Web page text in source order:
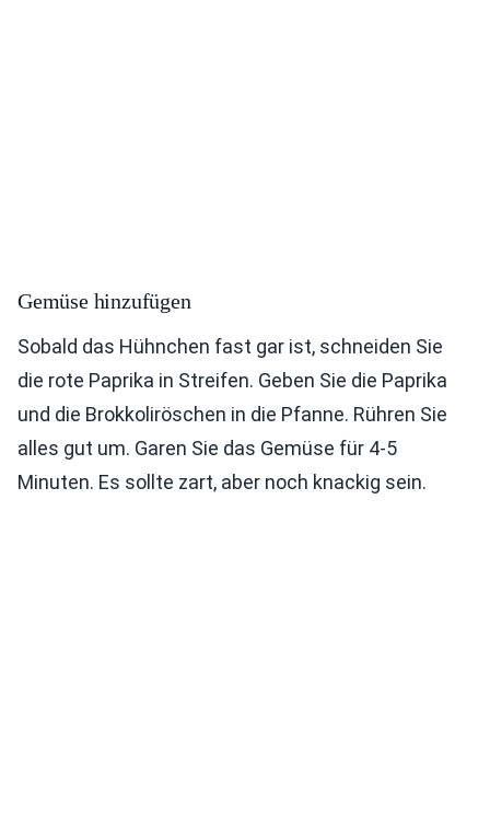
Gemüse hinzufügen
Sobald das Hühnchen fast gar ist, schneiden Sie
die rote Paprika in Streifen. Geben Sie die Paprika
und die Brokkoliröschen in die Pfanne. Rühren Sie
alles gut um. Garen Sie das Gemüse für 4-5
Minuten. Es sollte zart, aber noch knackig sein.